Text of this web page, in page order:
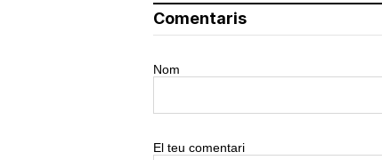
Comentaris
Nom
El teu comentari